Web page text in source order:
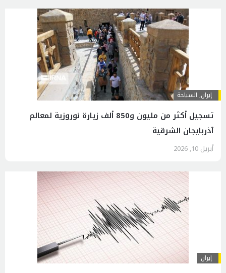
إيران, السياحة
تسجيل أکثر من ملیون و850 ألف زيارة نوروزية لمعالم
آذربايجان الشرقية
أبريل 10, 2026
إيران